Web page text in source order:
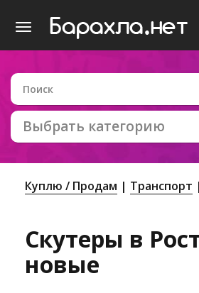
Выбрать категорию
Куплю / Продам Транспорт
Скутеры в
новые